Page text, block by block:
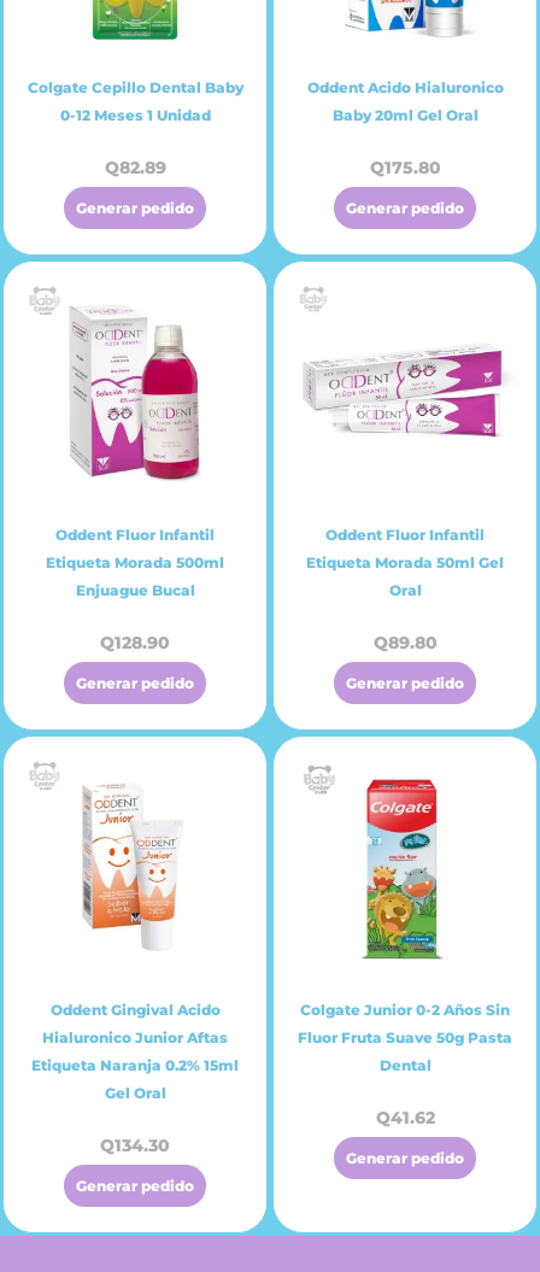
Colgate Cepillo Dental Baby
0-12 Meses 1 Unidad
Q82.89
Generar pedido
Oddent Acido Hialuronico
Baby 20ml Gel Oral
Q175.80
Generar pedido
Oddent Fluor Infantil
Etiqueta Morada 500ml
Enjuague Bucal
Q128.90
Generar pedido
Oddent Fluor Infantil
Etiqueta Morada 50ml Gel
Oral
Q89.80
Generar pedido
Oddent Gingival Acido
Hialuronico Junior Aftas
Etiqueta Naranja 0.2% 15ml
Gel Oral
Q134.30
Generar pedido
Colgate Junior 0-2 Años Sin
Fluor Fruta Suave 50g Pasta
Dental
Q41.62
Generar pedido